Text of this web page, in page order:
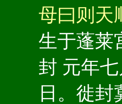
母曰则天
生于蓬莱
封 元年
日。徙